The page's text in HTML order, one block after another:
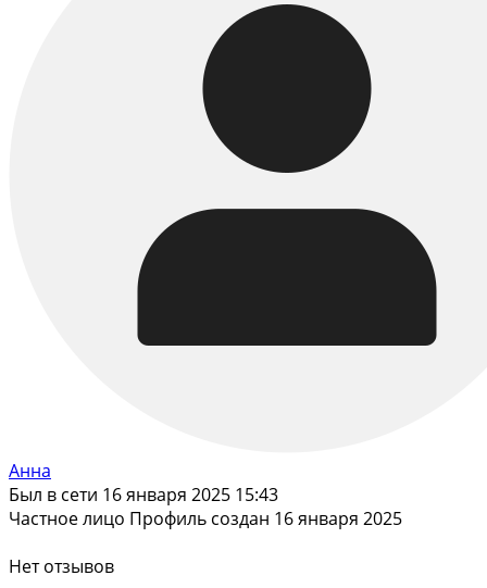
Анна
Был в сети 16 января 2025 15:43
Частное лицо Профиль создан 16 января 2025
Нет отзывов